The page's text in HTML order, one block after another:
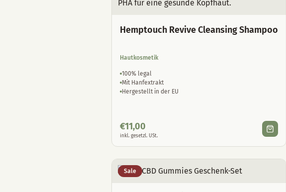
Hemptouch Revive Cleansing Shampoo
Hautkosmetik
100% legal
Mit Hanfextrakt
Hergestellt in der EU
€11,00
inkl. gesetzl. USt.
Sale